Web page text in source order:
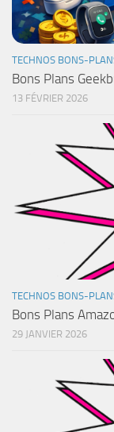
TECHNOS BONS-
Bons Plans
13 FÉVRIER 2026
TECHNOS BONS-
Bons Plans
29 JANVIER 2026